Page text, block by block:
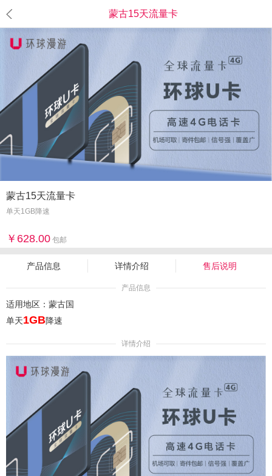
蒙古15天流量卡
蒙古15天流量卡
单天1GB降速
628.00 包邮
产品信息 详情介绍 售后说明
产品信息
适用地区：蒙古国
单天1GB降速
详情介绍